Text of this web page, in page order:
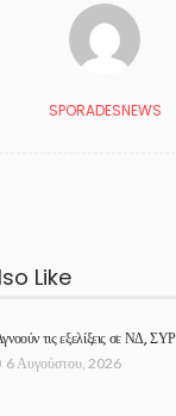
SPORADESNEWS
Like
τις εξελίξεις σε ΝΔ,
6 Αυγούστου, 2026